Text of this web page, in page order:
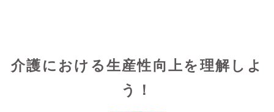
介護における生産性向上を理解しよ
う！